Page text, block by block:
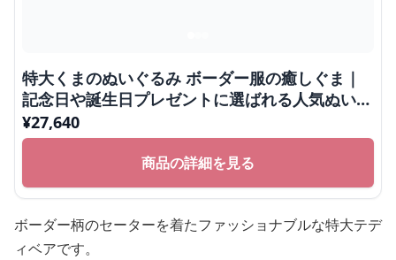
特大くまのぬいぐるみ ボーダー服の癒しぐま｜
記念日や誕生日プレゼントに選ばれる人気ぬいぐ
るみ
¥27,640
商品の詳細を見る
ボーダー柄のセーターを着たファッショナブルな特大テデ
ィベアです。